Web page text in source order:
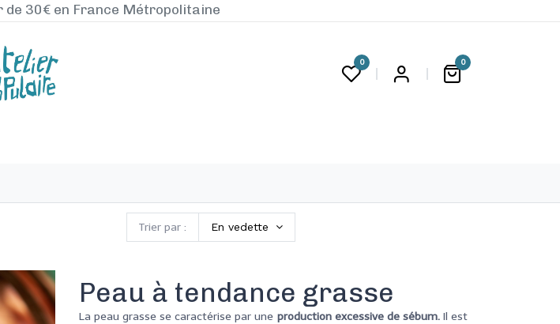
30€ en France Métropolitaine
0 0
Trier par : En vedette
Peau à tendance grasse
La peau grasse se caractérise par une production excessive de sébum.Il est